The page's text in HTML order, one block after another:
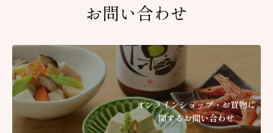
お問い合わせ
オンラインショップ・お買物に
関するお問い合わせ